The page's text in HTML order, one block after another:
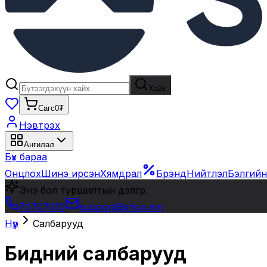
Хайх
Сагс0₮
Нэвтрэх
Ангилал
Бүх бараа
ОнцлохШинэ ирсэнХямдрал БрэндНийтлэл
Энэ бол туршилтын дэлгүүр.
70707010
support@shop.mn
Нүүр
Салбарууд
Бидний салбарууд